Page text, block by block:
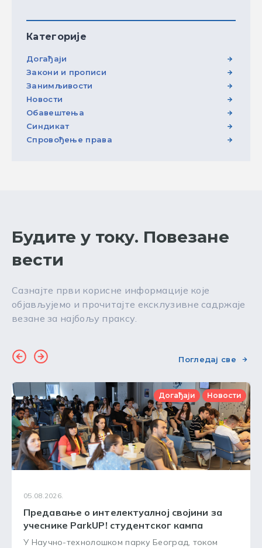
Категорије
Догађаји
Закони и прописи
Занимљивости
Новости
Обавештења
Синдикат
Спровођење права
Будите у току. Повезане
вести
Сазнајте први корисне информације које
објављујемо и прочитајте ексклузивне садржаје
везане за најбољу праксу.
Погледај све
Догађаји Новости
05.08.2026.
Предавање о интелектуалној својини за
учеснике ParkUP! студентског кампа
У Научно-технолошком парку Београд, током